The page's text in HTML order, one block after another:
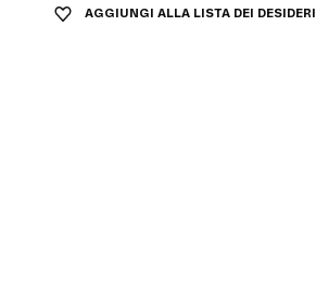
AGGIUNGI ALLA LISTA DEI DESIDERI